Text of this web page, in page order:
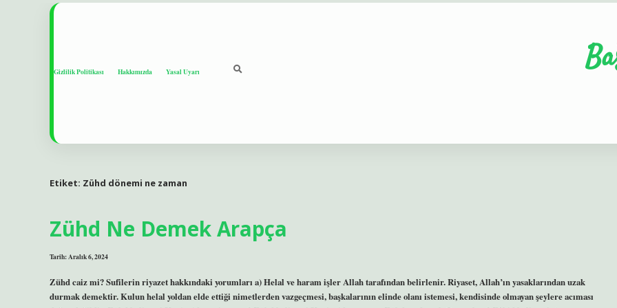
Gizlilik Politikası Hakkımızda Yasal Uyarı
Etiket: Zühd dönemi ne zaman
Zühd Ne Demek Arapça
Tarih: Aralık 6, 2024
Zühd caiz mi? Sufilerin riyazet hakkındaki yorumları a) Helal ve haram işler Allah tarafından belirlenir. Riyaset, Allah’ın yasaklarından uzak
durmak demektir. Kulun helal yoldan elde ettiği nimetlerden vazgeçmesi, başkalarının elinde olanı istemesi, kendisinde olmayan şeylere acıması